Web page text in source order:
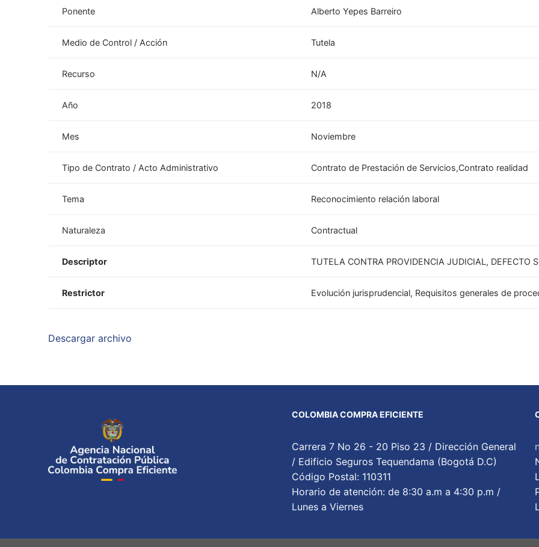
Ponente Alberto Yepes Barreiro
Medio de Control / Acción Tutela
Recurso N/A
Año 2018
Mes Noviembre
Tipo de Contrato / Acto Administrativo Contrato de Prestación de Servicios,Contrato realidad
Tema Reconocimiento relación laboral
Naturaleza Contractual
Descriptor TUTELA CONTRA PROVIDENCIA JUDICIAL, DEFECTO
Restrictor Evolución jurisprudencial, Requisitos generales de
Descargar archivo
COLOMBIA COMPRA EFICIENTE
Carrera 7 No 26 - 20 Piso 23 / Dirección General
/ Edificio Seguros Tequendama (Bogotá D.C)
Código Postal: 110311
Horario de atención: de 8:30 a.m a 4:30 p.m /
Lunes a Viernes